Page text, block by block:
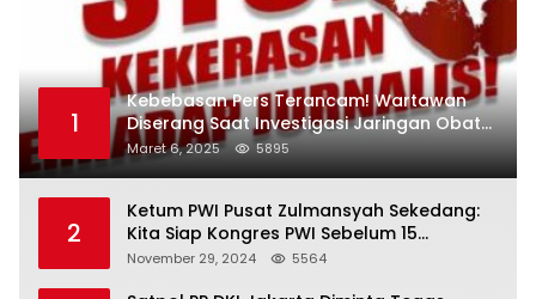
1
Kebebasan Pers Terancam! Wartawan
Diserang Saat Investigasi Jaringan Obat
Terlarang
Maret 6, 2025 5895
2
Ketum PWI Pusat Zulmansyah Sekedang:
Kita Siap Kongres PWI Sebelum 15
Desember 2024
November 29, 2024 5564